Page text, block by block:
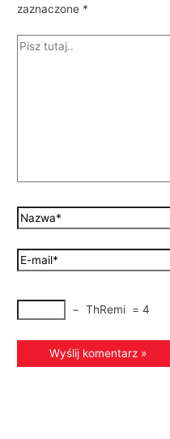
zaznaczone *
− ThRemi = 4